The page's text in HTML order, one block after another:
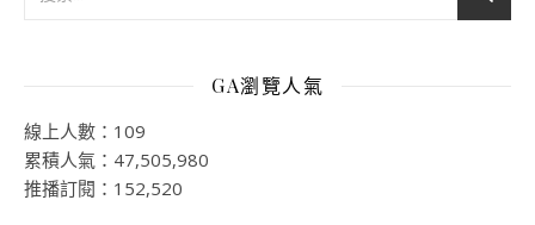
GA瀏覽人氣
線上人數：109
累積人氣：47,505,980
推播訂閱：152,520